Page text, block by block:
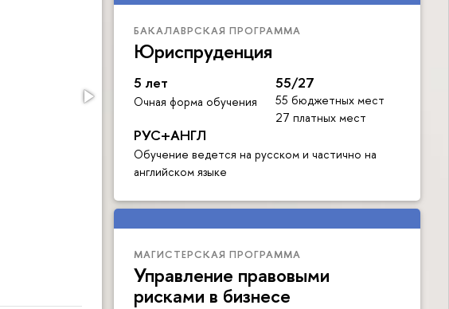
БАКАЛАВРСКАЯ ПРОГРАММА
Юриспруденция
5 лет
Очная форма обучения
55/27
55 бюджетных мест
27 платных мест
РУС+АНГЛ
Обучение ведется на русском и частично на
английском языке
МАГИСТЕРСКАЯ ПРОГРАММА
Управление правовыми
рисками в бизнесе